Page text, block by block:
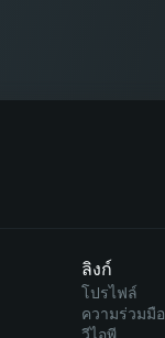
ลิงก์
โปรไฟล์
ความร่วมมือ
วีไอพี